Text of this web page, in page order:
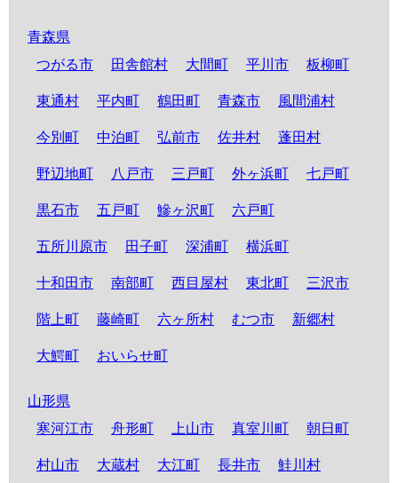
青森県
つがる市
田舎館村 大間町 平川市 板柳町
東通村 平内町 鶴田町 青森市 風間浦村
今別町 中泊町 弘前市 佐井村 蓬田村
野辺地町 八戸市 三戸町 外ヶ浜町 七戸町
黒石市 五戸町 鰺ヶ沢町 六戸町
五所川原市 田子町 深浦町 横浜町
十和田市 南部町 西目屋村 東北町 三沢市
階上町 藤崎町 六ヶ所村 むつ市 新郷村
大鰐町 おいらせ町
山形県
寒河江市
舟形町 上山市 真室川町 朝日町
村山市 大蔵村 大江町 長井市 鮭川村